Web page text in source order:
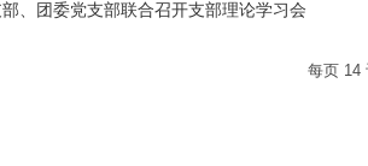
、团委党支部联合召开支部理论学习会
每页 14